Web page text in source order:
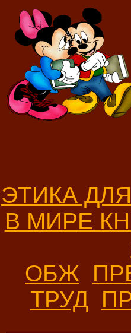
ЭТИКА
В МИРЕ
ОБЖ
ТРУД